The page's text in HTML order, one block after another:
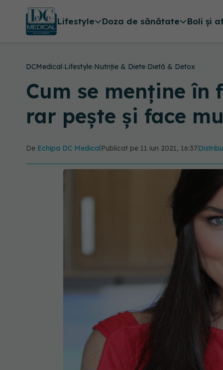
Lifestyle Doza de sănătate Boli și
DCMedical›Lifestyle›Nutriție & Diete›Dietă & Detox
Cum se menține în
rar pește și face
De Echipa DC Medical Publicat pe 11 iun 2021, 16:37